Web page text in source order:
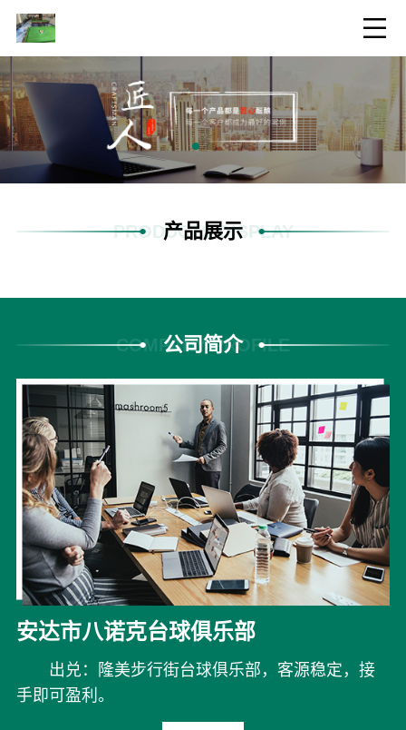
产品展示
PRODUCTS DISPLAY
公司简介
COMPANY PROFILE
安达市八诺克台球俱乐部
出兑：隆美步行街台球俱乐部，客源稳定，接
手即可盈利。